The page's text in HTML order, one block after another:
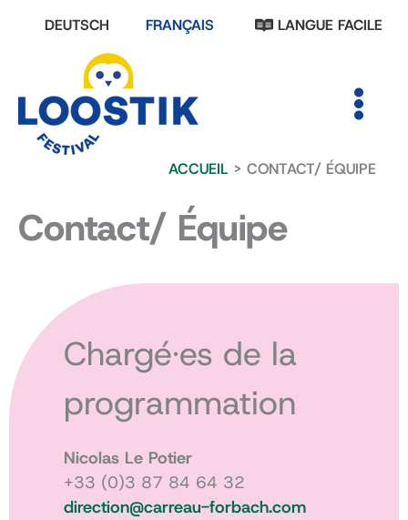
DEUTSCH FRANÇAIS LANGUE FACILE
MAIN
MENU
ACCUEIL CONTACT/ ÉQUIPE
Contact/ Équipe
Chargé·es de la
programmation
Nicolas Le Potier
+33 (0)3 87 84 64 32
direction@carreau-forbach.com